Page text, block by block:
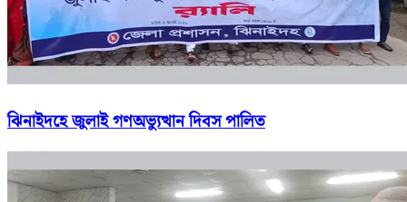
ঝিনাইদহে জুলাই গণঅভ্যুত্থান দিবস পালিত